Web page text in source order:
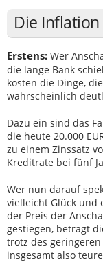
Die
Erstens: Wer
die lange Bank
kosten die Dinge,
wahrscheinlich
Dazu ein sind das
die heute 20.000
zu einem Zinssatz
Kreditrate bei fünf
Wer nun darauf
vielleicht Glück und
der Preis der
gestiegen, beträgt
trotz des geringeren
insgesamt also